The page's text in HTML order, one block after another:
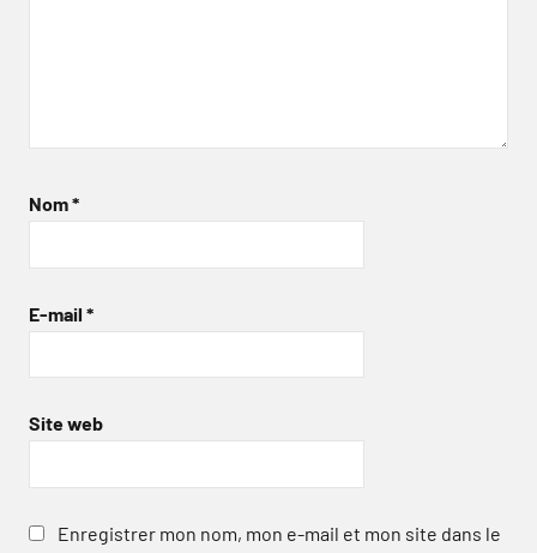
Nom*
E-mail *
Site web
Enregistrer mon nom, mon e-mail et mon site dans le